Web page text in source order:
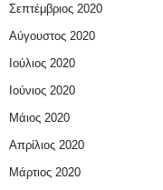
Σεπτέμβριος 2020
Αύγουστος 2020
Ιούλιος 2020
Ιούνιος 2020
Μάιος 2020
Απρίλιος 2020
Μάρτιος 2020